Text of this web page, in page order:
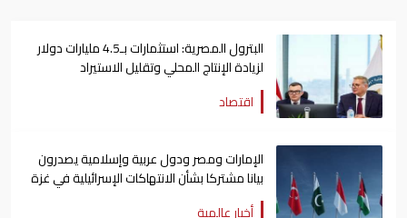
البترول المصرية: استثمارات بـ4.5 مليارات دولار
لزيادة الإنتاج المحلي وتقليل الاستيراد
اقتصاد
الإمارات ومصر ودول عربية وإسلامية يصدرون
بيانا مشتركا بشأن الانتهاكات الإسرائيلية في غزة
أخبار عالمية